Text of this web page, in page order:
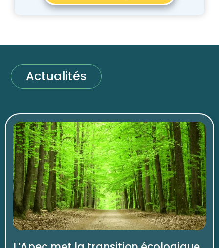
Actualités